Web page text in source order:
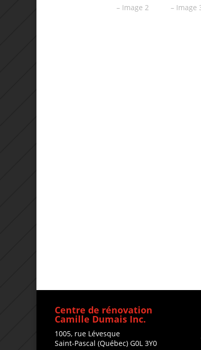
Centre de rénovation
Camille Dumais Inc.
1005, rue Lévesque
Saint-Pascal (Québec) G0L 3Y0